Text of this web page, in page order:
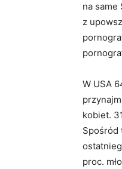
na same
z
W USA
kobiet.
Spośród
proc.